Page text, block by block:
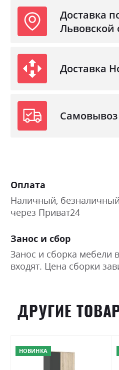
Доставка
Львовской
Доставка
Самовывоз
Оплата
Наличный,
через Приват24
Занос и сбор
Занос и сборка мебели
входят. Цена сборки
ДРУГИЕ
НОВИНКА